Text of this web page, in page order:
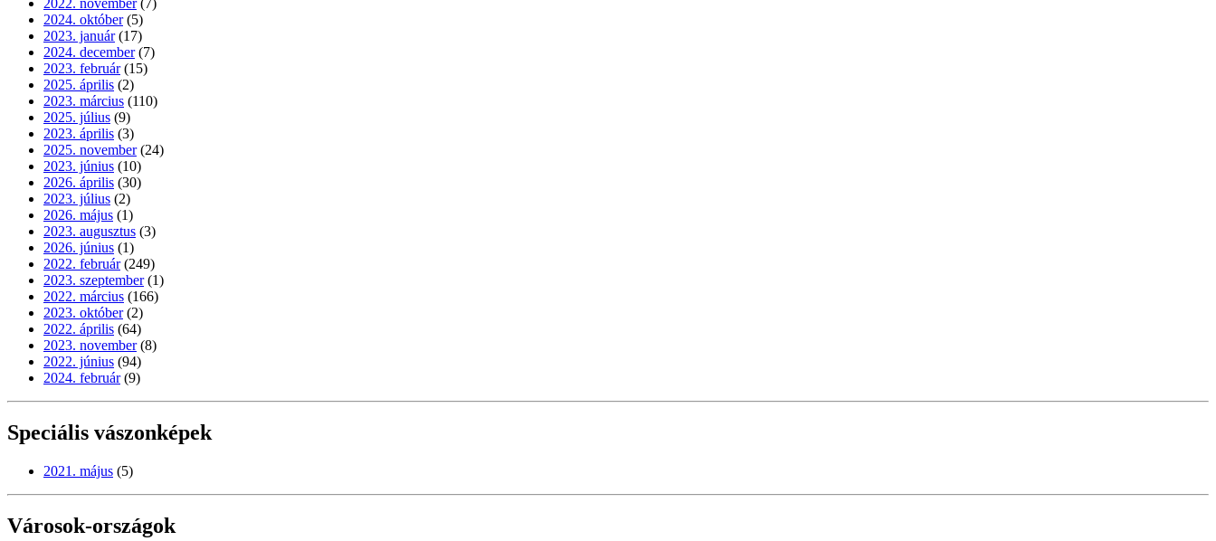
2022. november (7)
2024. október (5)
2023. január (17)
2024. december (7)
2023. február (15)
2025. április (2)
2023. március (110)
2025. július (9)
2023. április (3)
2025. november (24)
2023. június (10)
2026. április (30)
2023. július (2)
2026. május (1)
2023. augusztus (3)
2026. június (1)
2022. február (249)
2023. szeptember (1)
2022. március (166)
2023. október (2)
2022. április (64)
2023. november (8)
2022. június (94)
2024. február (9)
Speciális vászonképek
2021. május (5)
Városok-országok